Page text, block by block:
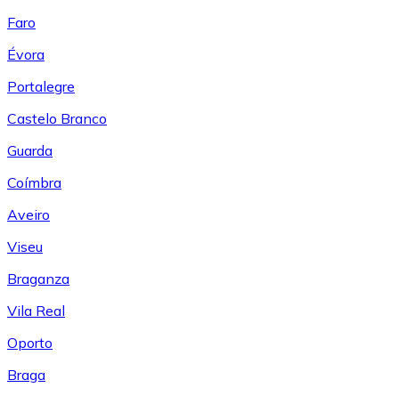
Faro
Évora
Portalegre
Castelo Branco
Guarda
Coímbra
Aveiro
Viseu
Braganza
Vila Real
Oporto
Braga